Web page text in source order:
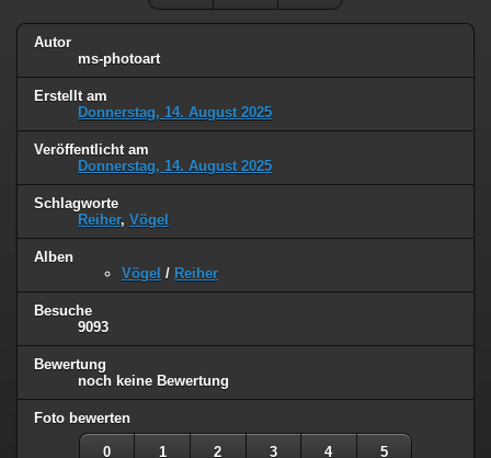
Autor
ms-photoart
Erstellt am
Donnerstag, 14. August 2025
Veröffentlicht am
Donnerstag, 14. August 2025
Schlagworte
Reiher, Vögel
Alben
Vögel / Reiher
Besuche
9093
Bewertung
noch keine Bewertung
Foto bewerten
0 1 2 3 4 5